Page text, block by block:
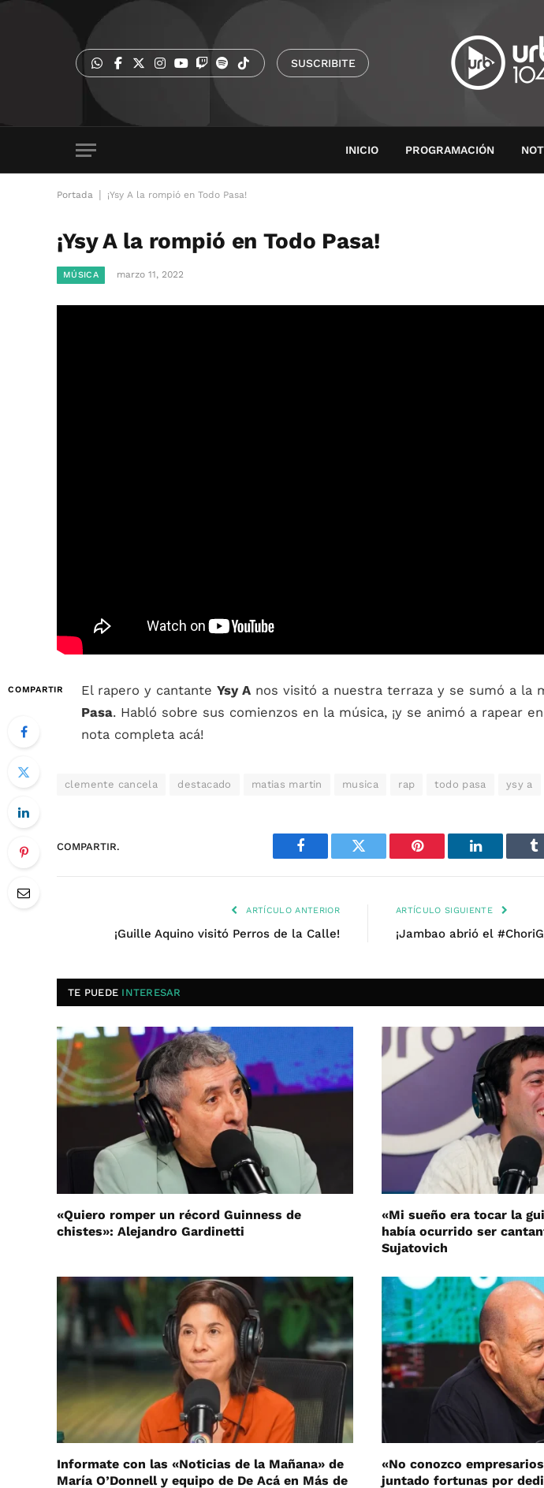
SUSCRIBITE
INICIO PROGRAMACIÓN
Portada ¡Ysy A la rompió en Todo Pasa!
¡Ysy A la rompió en Todo Pasa!
MÚSICA marzo 11, 2022
COMPARTIR El rapero y cantante Ysy A nos visitó a nuestra terraza y se sumó a la
Pasa. Habló sobre sus comienzos en la música, ¡y se animó a rapear
nota completa acá!
clemente cancela destacado matias martin musica rap todo pasa ysy a
COMPARTIR.
Facebook Twitter Pinterest LinkedIn
ARTÍCULO ANTERIOR
¡Guille Aquino visitó Perros de la Calle!
ARTÍCULO SIGUIENTE
¡Jambao abrió el
TE PUEDE INTERESAR
«Quiero romper un récord Guinness de
chistes»: Alejandro Gardinetti
«Mi sueño era tocar la
había ocurrido ser
Sujatovich
Informate con las «Noticias de la Mañana» de
María O’Donnell y equipo de De Acá en Más de
«No conozco
juntado fortunas por